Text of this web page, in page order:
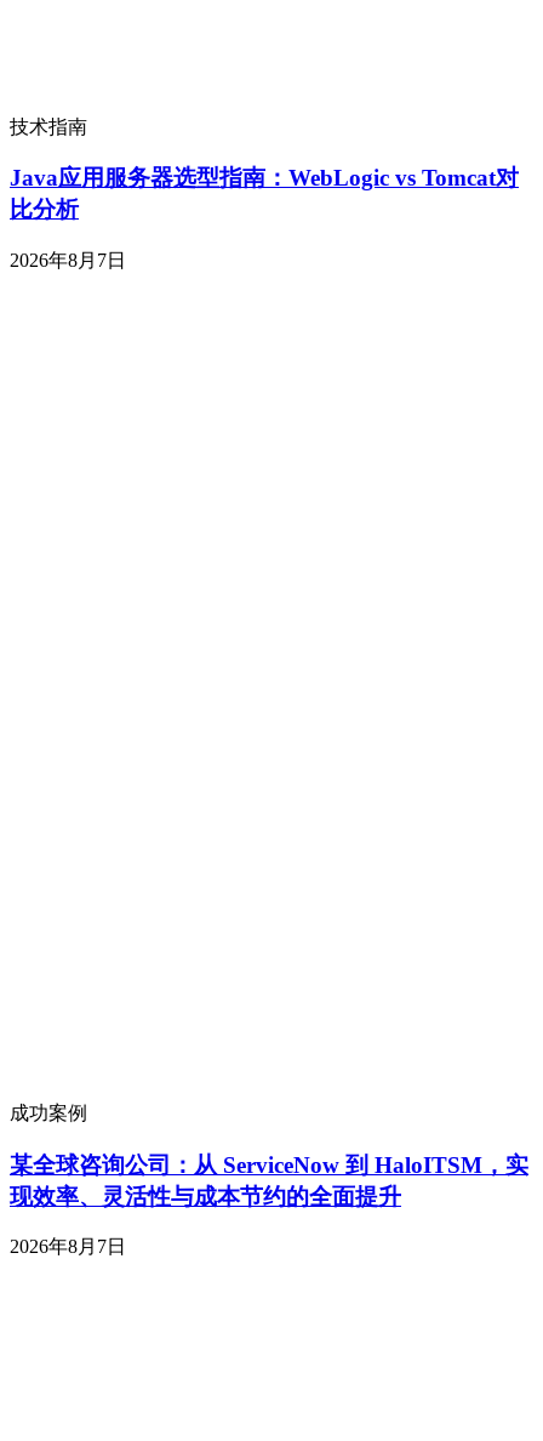
技术指南
Java应用服务器选型指南：WebLogic vs Tomcat对
比分析
2026年8月7日
成功案例
某全球咨询公司：从 ServiceNow 到 HaloITSM，实
现效率、灵活性与成本节约的全面提升
2026年8月7日